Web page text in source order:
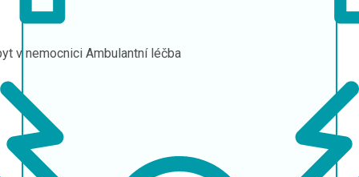
v nemocnici Ambulantní léčba